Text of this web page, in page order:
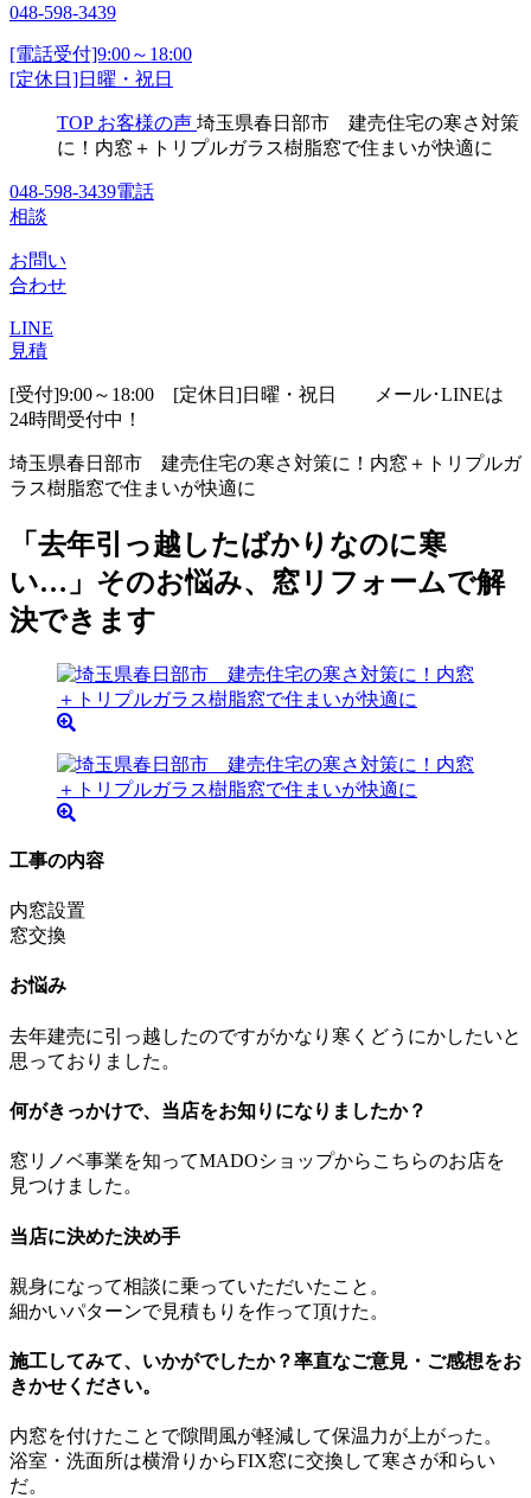
048-598-3439
[電話受付]9:00～18:00
[定休日]日曜・祝日
TOP お客様の声 埼玉県春日部市 建売住宅の寒さ対策
に！内窓＋トリプルガラス樹脂窓で住まいが快適に
048-598-3439電話
相談
お問い
合わせ
LINE
見積
[受付]9:00～18:00 [定休日]日曜・祝日
メール･LINEは
24時間受付中！
埼玉県春日部市 建売住宅の寒さ対策に！内窓＋トリプルガ
ラス樹脂窓で住まいが快適に
「去年引っ越したばかりなのに寒
い…」そのお悩み、窓リフォームで解
決できます
工事の内容
内窓設置
窓交換
お悩み
去年建売に引っ越したのですがかなり寒くどうにかしたいと
思っておりました。
何がきっかけで、当店をお知りになりましたか？
窓リノベ事業を知ってMADOショップからこちらのお店を
見つけました。
当店に決めた決め手
親身になって相談に乗っていただいたこと。
細かいパターンで見積もりを作って頂けた。
施工してみて、いかがでしたか？率直なご意見・ご感想をお
きかせください。
内窓を付けたことで隙間風が軽減して保温力が上がった。
浴室・洗面所は横滑りからFIX窓に交換して寒さが和らい
だ。